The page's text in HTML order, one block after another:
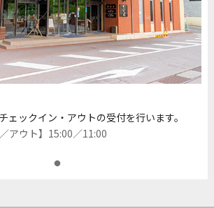
ェックイン・アウトの受付を行います。
アウト】15:00／11:00